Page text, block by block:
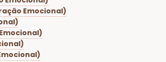
Emocional)